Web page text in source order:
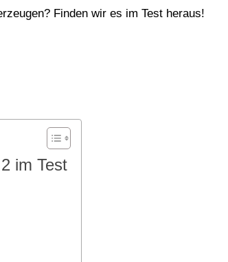
Finden wir es im Test heraus!
im Test